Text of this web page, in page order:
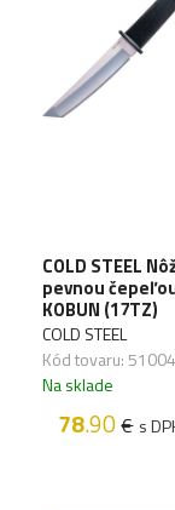
COLD STEEL
pevnou
KOBUN (17TZ)
COLD STEEL
Kód tovaru:
Na sklade
78.90€ s